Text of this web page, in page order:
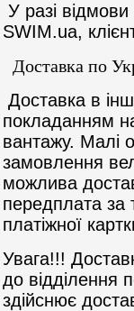
У разі
SWIM.ua,
Доставка по
Доставка в
покладанням
вантажу. Малі
замовлення
можлива
передплата за
платіжної
Увага!!!
до відділення
здійснює